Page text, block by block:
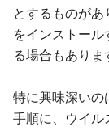
とするものがあ
をインストー
る場合もありま
特に興味深いの
手順に、ウイル